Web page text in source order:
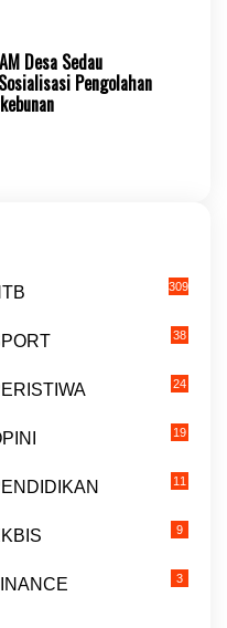
Desa Sedau
Pengolahan
309
38
24
19
11
9
3